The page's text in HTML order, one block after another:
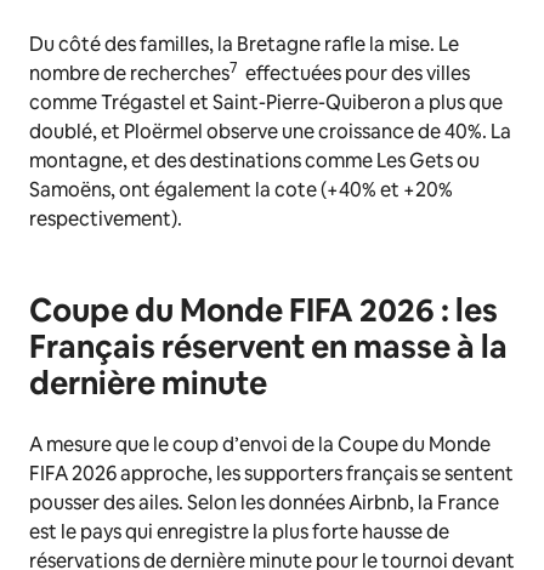
Du côté des familles, la Bretagne rafle la mise. Le
nombre de recherches7 effectuées pour des villes
comme Trégastel et Saint-Pierre-Quiberon a plus que
doublé, et Ploërmel observe une croissance de 40%. La
montagne, et des destinations comme Les Gets ou
Samoëns, ont également la cote (+40% et +20%
respectivement).
Coupe du Monde FIFA 2026 : les
Français réservent en masse à la
dernière minute
A mesure que le coup d’envoi de la Coupe du Monde
FIFA 2026 approche, les supporters français se sentent
pousser des ailes. Selon les données Airbnb, la France
est le pays qui enregistre la plus forte hausse de
réservations de dernière minute pour le tournoi devant